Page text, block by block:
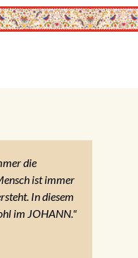
die
ist immer
In diesem
im JOHANN."